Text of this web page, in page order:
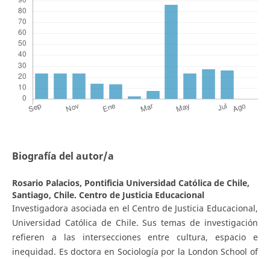
Biografía del autor/a
Rosario Palacios, Pontificia Universidad Católica de Chile,
Santiago, Chile. Centro de Justicia Educacional
Investigadora asociada en el Centro de Justicia Educacional,
Universidad Católica de Chile. Sus temas de investigación
refieren a las intersecciones entre cultura, espacio e
inequidad. Es doctora en Sociología por la London School of